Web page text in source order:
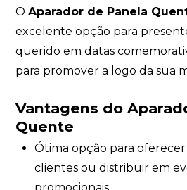
OAparador de Panela
excelente opção para
querido em datas
para promover a logo da sua
Vantagens do
Quente
Ótima opção para
clientes ou distribuir em